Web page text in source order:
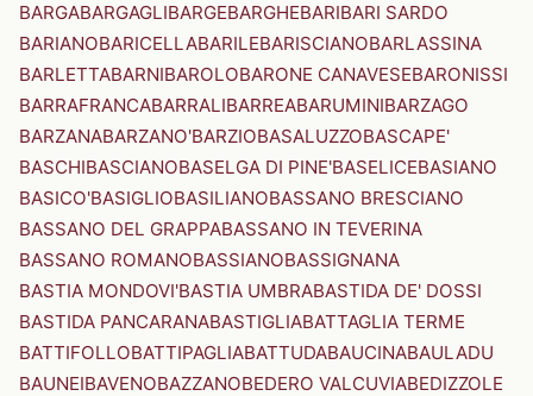
BARGABARGAGLIBARGEBARGHEBARIBARI SARDO
BARIANOBARICELLABARILEBARISCIANOBARLASSINA
BARLETTABARNIBAROLOBARONE CANAVESEBARONISSI
BARRAFRANCABARRALIBARREABARUMINIBARZAGO
BARZANABARZANO'BARZIOBASALUZZOBASCAPE'
BASCHIBASCIANOBASELGA DI PINE'BASELICEBASIANO
BASICO'BASIGLIOBASILIANOBASSANO BRESCIANO
BASSANO DEL GRAPPABASSANO IN TEVERINA
BASSANO ROMANOBASSIANOBASSIGNANA
BASTIA MONDOVI'BASTIA UMBRABASTIDA DE' DOSSI
BASTIDA PANCARANABASTIGLIABATTAGLIA TERME
BATTIFOLLOBATTIPAGLIABATTUDABAUCINABAULADU
BAUNEIBAVENOBAZZANOBEDERO VALCUVIABEDIZZOLE